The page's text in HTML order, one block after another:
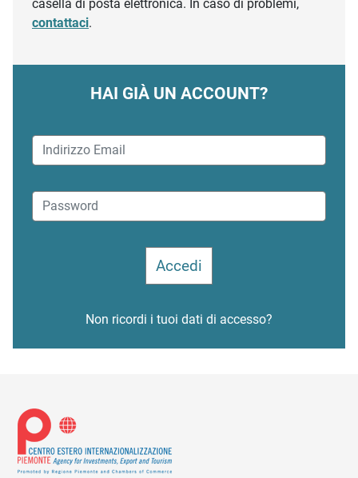
casella di posta elettronica. In caso di problemi,
contattaci.
HAI GIÀ UN ACCOUNT?
Non ricordi i tuoi dati di accesso?